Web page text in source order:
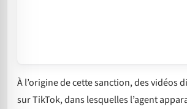
À l’origine de cette sanction, des vidéos
sur TikTok, dans lesquelles l’agent